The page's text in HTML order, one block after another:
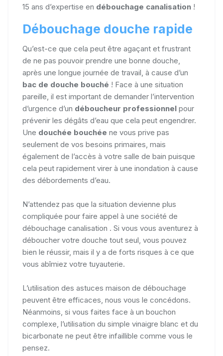
15 ans d’expertise en débouchage canalisation !
Débouchage douche rapide
Qu’est-ce que cela peut être agaçant et frustrant
de ne pas pouvoir prendre une bonne douche,
après une longue journée de travail, à cause d’un
bac de douche bouché ! Face à une situation
pareille, il est important de demander l’intervention
d’urgence d’un déboucheur professionnel pour
prévenir les dégâts d’eau que cela peut engendrer.
Une douchée bouchée ne vous prive pas
seulement de vos besoins primaires, mais
également de l’accès à votre salle de bain puisque
cela peut rapidement virer à une inondation à cause
des débordements d’eau.
N’attendez pas que la situation devienne plus
compliquée pour faire appel à une société de
débouchage canalisation . Si vous vous aventurez à
déboucher votre douche tout seul, vous pouvez
bien le réussir, mais il y a de forts risques à ce que
vous abîmiez votre tuyauterie.
L’utilisation des astuces maison de débouchage
peuvent être efficaces, nous vous le concédons.
Néanmoins, si vous faites face à un bouchon
complexe, l’utilisation du simple vinaigre blanc et du
bicarbonate ne peut être infaillible comme vous le
pensez.